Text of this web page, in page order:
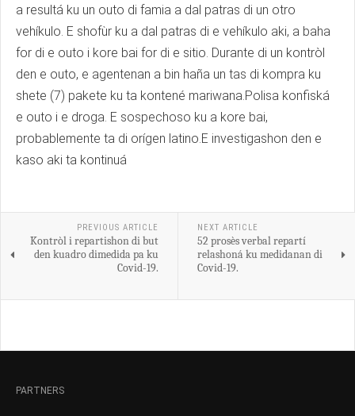
a resultá ku un outo di famia a dal patras di un otro
vehíkulo. E shofùr ku a dal patras di e vehíkulo aki, a baha
for di e outo i kore bai for di e sitio. Durante di un kontròl
den e outo, e agentenan a bin haña un tas di kompra ku
shete (7) pakete ku ta kontené mariwana.Polisa konfiská
e outo i e droga. E sospechoso ku a kore bai,
probablemente ta di orígen latino.E investigashon den e
kaso aki ta kontinuá
PREVIOUS ARTICLE
Kontròl i repartishon di but
den kuadro dimedida pa ku
Covid-19.
NEXT ARTICLE
52 prosès verbal repartí
relashoná ku medidanan di
Covid-19.
PARTNERS